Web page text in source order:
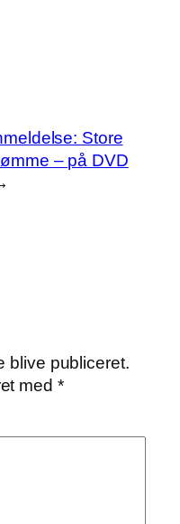
Store
– på DVD
blive publiceret.
med *